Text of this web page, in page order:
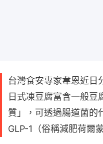
台灣食安專家韋恩近日
日式凍豆腐富含一般豆
質」，可透過腸道菌的
GLP-1（俗稱減肥荷爾